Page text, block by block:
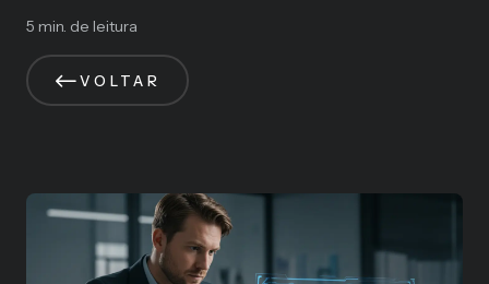
VOLTAR
5 min. de leitura